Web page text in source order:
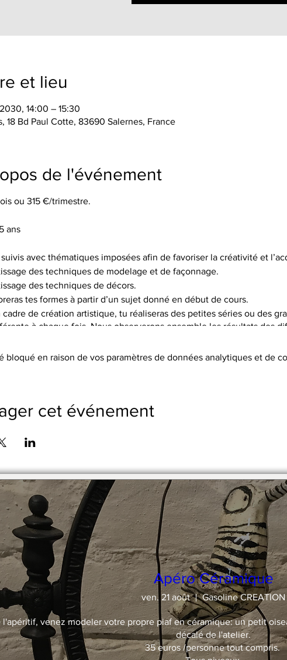
et lieu
14:00 – 15:30
18 Bd Paul Cotte, 83690 Salernes, France
de l'événement
ou 315 €/trimestre.
ans
avec thématiques imposées afin de favoriser la créativité et
des techniques de modelage et de façonnage.
des techniques de décors.
tes formes à partir d’un sujet donné en début de cours.
cadre de création artistique, tu réaliseras des petites séries ou des
à chaque fois. Nous observerons ensemble les résultats des
à ta disposition le choix de 5 terres différentes, et pas moins de 15
ou de frais supplémentaires
bloqué en raison de vos paramètres de données analytiques et de
cet événement
Apéro Céramique
ven. 21 août Gasoline CREATION
l'apéritif, venez modeler votre propre piaf en céramique: un petit
décalé de l'atelier.
35 euros /personne tout compris.